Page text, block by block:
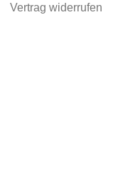
Vertrag widerrufen